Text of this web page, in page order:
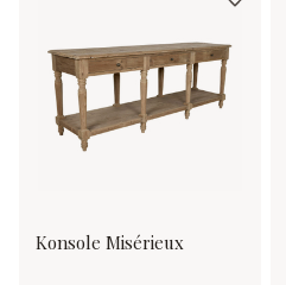
Konsole Misérieux